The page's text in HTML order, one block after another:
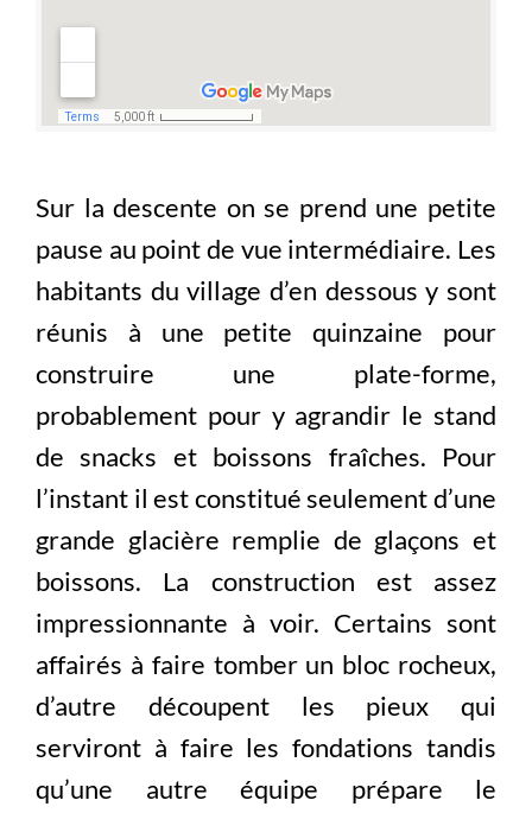
Sur la descente on se prend une petite
pause au point de vue intermédiaire. Les
habitants du village d’en dessous y sont
réunis à une petite quinzaine pour
construire une plate-forme,
probablement pour y agrandir le stand
de snacks et boissons fraîches. Pour
l’instant il est constitué seulement d’une
grande glacière remplie de glaçons et
boissons. La construction est assez
impressionnante à voir. Certains sont
affairés à faire tomber un bloc rocheux,
d’autre découpent les pieux qui
serviront à faire les fondations tandis
qu’une autre équipe prépare le